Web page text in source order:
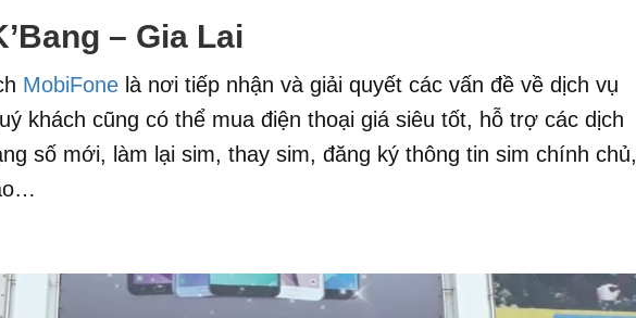
– Gia Lai
MobiFone là nơi tiếp nhận và giải quyết các vấn đề về dịch vụ
khách cũng có thể mua điện thoại giá siêu tốt, hỗ trợ các dịch
số mới, làm lại sim, thay sim, đăng ký thông tin sim chính chủ,